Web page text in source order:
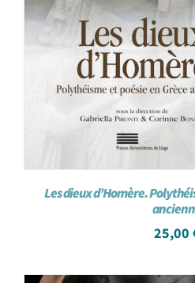
Les dieux d’Homère.
25,00